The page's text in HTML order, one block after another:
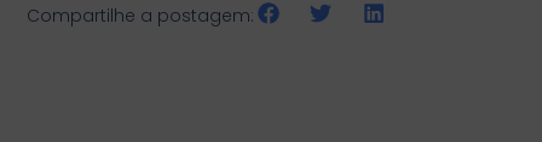
Compartilhe a postagem: